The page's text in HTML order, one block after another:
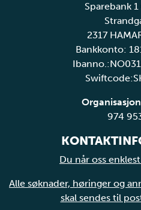
Sparebank
2317
Bankkonto:
974
Du når oss
Alle søknader, høringer og
skal sendes til